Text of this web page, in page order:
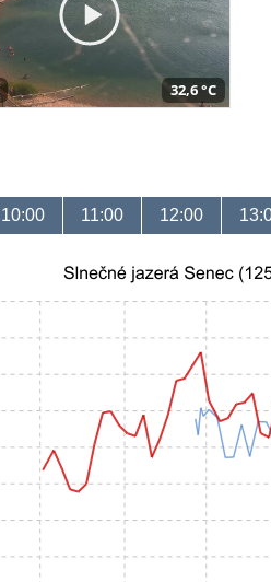
32,6 °C
10:00 11:00 12:00